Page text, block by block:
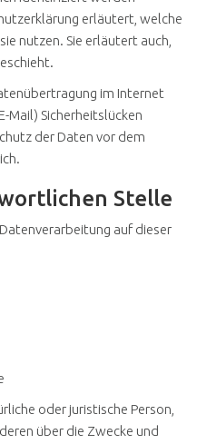
erläutert, welche
nutzen. Sie erläutert auch,
im Internet
Mail) Sicherheitslücken
der Daten vor dem
Stelle
auf dieser
oder juristische Person,
über die Zwecke und